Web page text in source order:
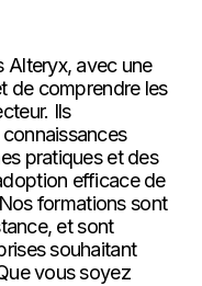
Alteryx, avec une
de comprendre les
Ils
pratiques et des
efficace de
formations sont
et sont
souhaitant
vous soyez